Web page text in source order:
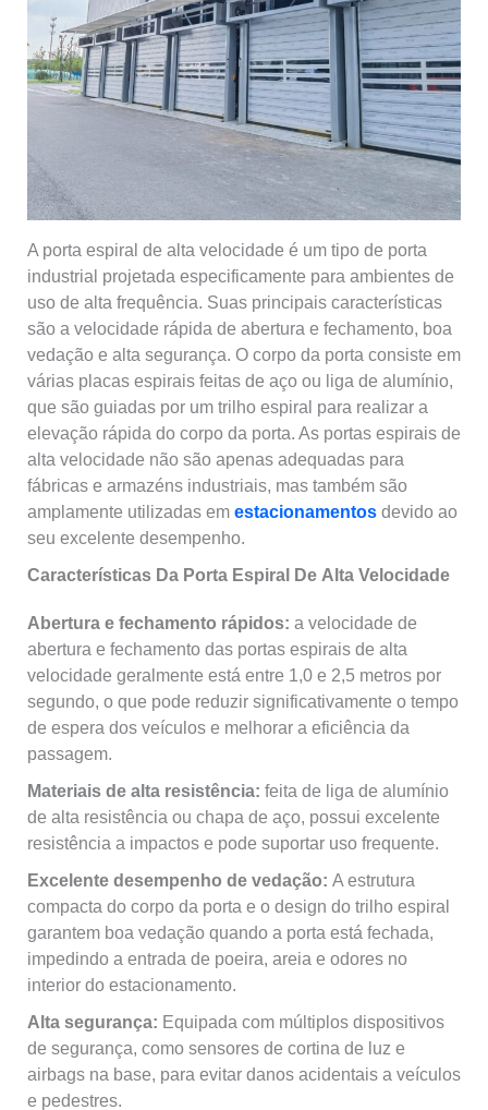
A porta espiral de alta velocidade é um tipo de porta
industrial projetada especificamente para ambientes de
uso de alta frequência. Suas principais características
são a velocidade rápida de abertura e fechamento, boa
vedação e alta segurança. O corpo da porta consiste em
várias placas espirais feitas de aço ou liga de alumínio,
que são guiadas por um trilho espiral para realizar a
elevação rápida do corpo da porta. As portas espirais de
alta velocidade não são apenas adequadas para
fábricas e armazéns industriais, mas também são
amplamente utilizadas em estacionamentosdevido ao
seu excelente desempenho.
Características Da Porta Espiral De Alta Velocidade
Abertura e fechamento rápidos: a velocidade de
abertura e fechamento das portas espirais de alta
velocidade geralmente está entre 1,0 e 2,5 metros por
segundo, o que pode reduzir significativamente o tempo
de espera dos veículos e melhorar a eficiência da
passagem.
Materiais de alta resistência: feita de liga de alumínio
de alta resistência ou chapa de aço, possui excelente
resistência a impactos e pode suportar uso frequente.
Excelente desempenho de vedação: A estrutura
compacta do corpo da porta e o design do trilho espiral
garantem boa vedação quando a porta está fechada,
impedindo a entrada de poeira, areia e odores no
interior do estacionamento.
Alta segurança: Equipada com múltiplos dispositivos
de segurança, como sensores de cortina de luz e
airbags na base, para evitar danos acidentais a veículos
e pedestres.